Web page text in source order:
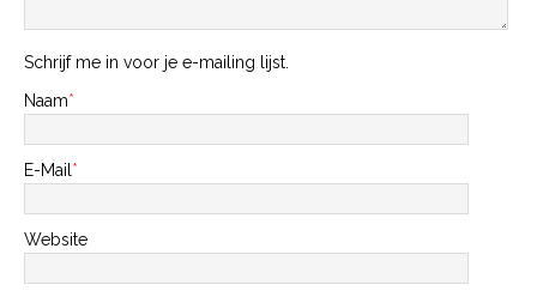
Schrijf me in voor je e-mailing lijst.
Naam*
E-Mail *
Website